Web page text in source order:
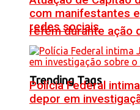
refém durante ação
Trending Tags
com manifestantes
redes sociais
Polícia Federal
depor em